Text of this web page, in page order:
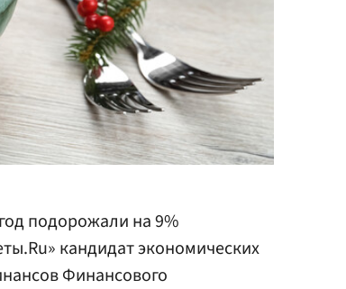
подорожали на 9%
кандидат экономических
Финансового